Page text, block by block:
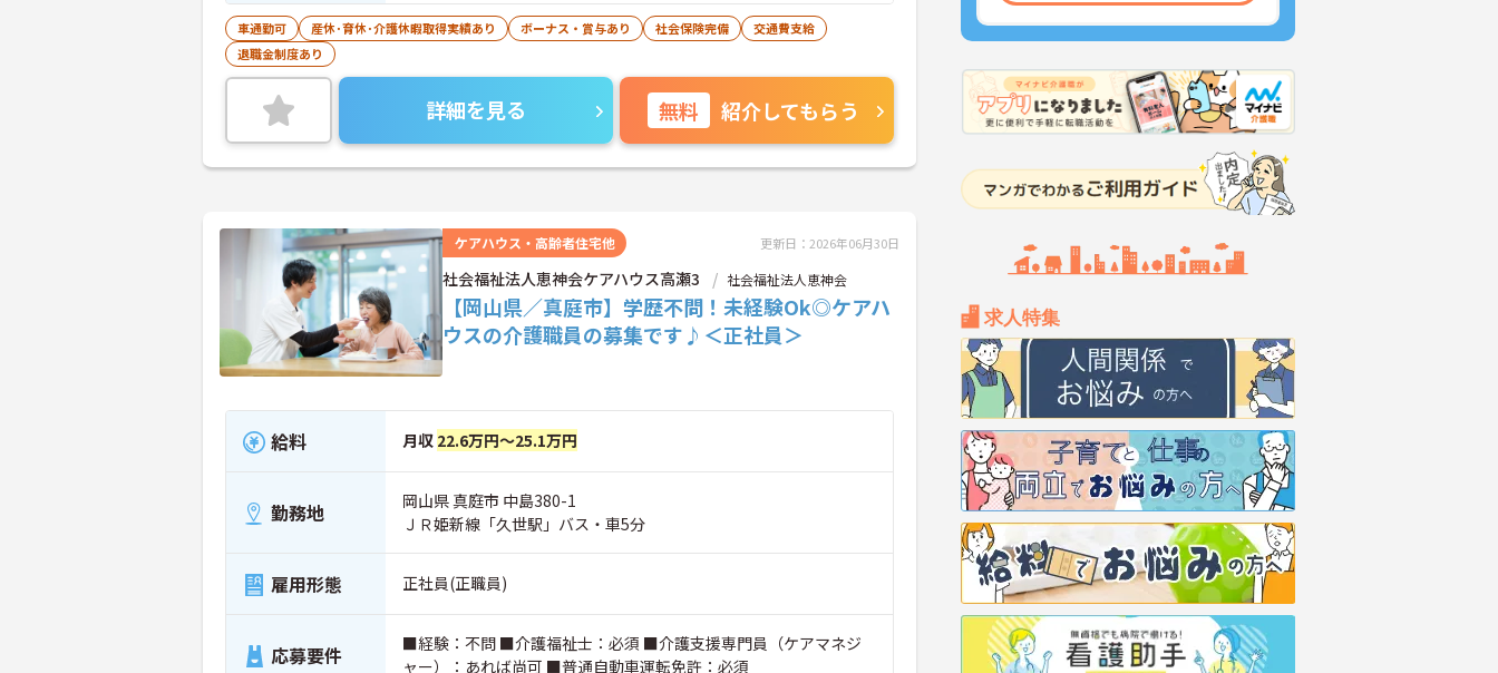
求人特集
車通勤可 産休･育休･介護休暇取得実績あり ボーナス・賞与あり 社会保険完備
交通費支給
退職金制度あり
詳細を見る 無料 紹介してもらう
ケアハウス・高齢者住宅他 更新日：2026年06月30日
社会福祉法人恵神会ケアハウス高瀬3 社会福祉法人恵神会
【岡山県／真庭市】学歴不問！未経験Ok◎ケアハ
ウスの介護職員の募集です♪＜正社員＞
給料 月収 22.6万円～25.1万円
勤務地
岡山県 真庭市 中島380-1
ＪＲ姫新線「久世駅」バス・車5分
雇用形態 正社員(正職員)
応募要件
■経験：不問 ■介護福祉士：必須 ■介護支援専門員（ケアマネジ
ャー）：あれば尚可 ■普通自動車運転免許：必須